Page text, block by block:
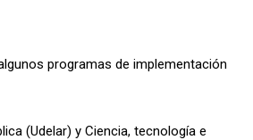
programas de implementación
(Udelar) y Ciencia, tecnología e